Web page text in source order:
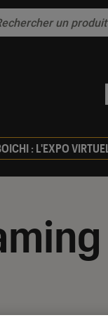
: L'EXPO